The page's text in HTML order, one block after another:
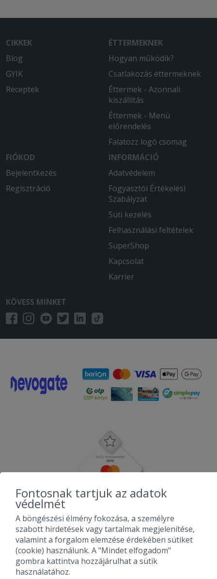
CIKKEK
Blog
GYIK
Receptek
ÉTTERMEKNEK
Hogyan működik?
Csatlakozás éttermeknek
Éttermek - Azonnali
kiszállítás
Éttermek - Menü
előrendelés
Falatozz logó csomag
FIÓKOD
Bejelentkezés
Regisztráció
INFORMÁCIÓ
Adatvédelem
Fogyasztói Értékelési
Szabályzat
Süti kezelés
Felhasználási feltételek
SuperShop
Kapcsolat
Karrier
KÖVESS MINKET
Fontosnak tartjuk az adatok
védelmét
A böngészési élmény fokozása, a személyre
szabott hirdetések vagy tartalmak megjelenítése,
valamint a forgalom elemzése érdekében sütiket
(cookie) használunk. A "Mindet elfogadom"
gombra kattintva hozzájárulhat a sütik
használatához.